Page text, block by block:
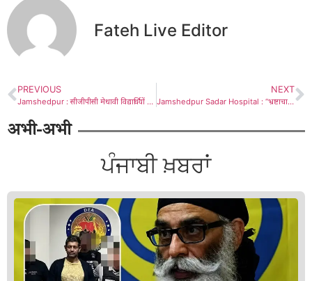
Fateh Live Editor
PREVIOUS
Jamshedpur : सीजीपीसी मेधावी विद्यार्थियों को करेगी सम्मानित, पंजीकरण शुरू, जल्द करें संपर्क
NEXT
Jamshedpur Sadar Hospital : “भ्रष्टाचार या अंधेर नगरी, ” डॉक्टर-टेक्नीशियन गायब, पर सप्लायर बाबू के रसूख के आगे नतमस्तक है सिस्टम!
अभी-अभी
ਪੰਜਾਬੀ ਖ਼ਬਰਾਂ